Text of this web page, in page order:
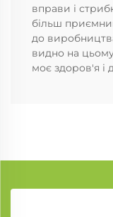
вправи і
більш
до
видно на цьому
моє здоров'я і